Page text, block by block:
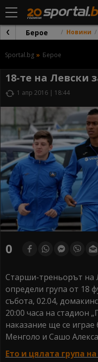
Берое Новини
Sportal.bg Берое
18-те на Левски
1 апр 2016 | 18:44
0
Старши-треньорът на
определи група от 18
събота, 02.04,
20:00 часа на стадион
наказание ще се
Менголо и Сашо
Ето и цялата група